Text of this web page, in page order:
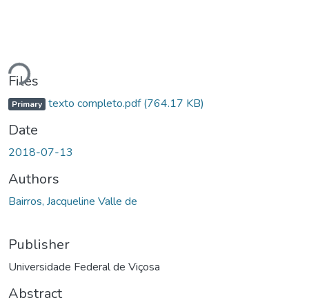
Loading...
Files
Primary texto completo.pdf(764.17 KB)
Date
2018-07-13
Authors
Bairros, Jacqueline Valle de
Publisher
Universidade Federal de Viçosa
Abstract